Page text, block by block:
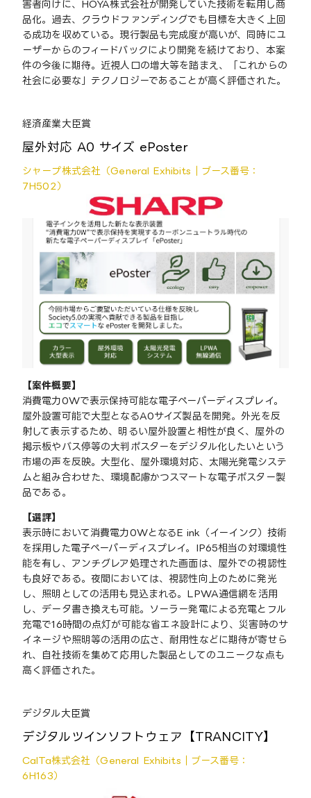
害者向けに、HOYA株式会社が開発していた技術を転用し商
品化。過去、クラウドファンディングでも目標を大きく上回
る成功を収めている。現行製品も完成度が高いが、同時にユ
ーザーからのフィードバックにより開発を続けており、本案
件の今後に期待。近視人口の増大等を踏まえ、「これからの
社会に必要な」テクノロジーであることが高く評価された。
経済産業大臣賞
屋外対応 A0 サイズ ePoster
シャープ株式会社（General Exhibits｜ブース番号：
7H502）
【案件概要】
消費電力0Wで表示保持可能な電子ペーパーディスプレイ。
屋外設置可能で大型となるA0サイズ製品を開発。外光を反
射して表示するため、明るい屋外設置と相性が良く、屋外の
掲示板やバス停等の大判ポスターをデジタル化したいという
市場の声を反映。大型化、屋外環境対応、太陽光発電システ
ムと組み合わせた、環境配慮かつスマートな電子ポスター製
品である。
【選評】
表示時において消費電力0WとなるE ink（イーインク）技術
を採用した電子ペーパーディスプレイ。IP65相当の対環境性
能を有し、アンチグレア処理された画面は、屋外での視認性
も良好である。夜間においては、視認性向上のために発光
し、照明としての活用も見込まれる。LPWA通信網を活用
し、データ書き換えも可能。ソーラー発電による充電とフル
充電で16時間の点灯が可能な省エネ設計により、災害時のサ
イネージや照明等の活用の広さ、耐用性などに期待が寄せら
れ、自社技術を集めて応用した製品としてのユニークな点も
高く評価された。
デジタル大臣賞
デジタルツインソフトウェア【TRANCITY】
CalTa株式会社（General Exhibits｜ブース番号：
6H163）